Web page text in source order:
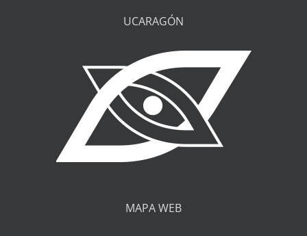
UCARAGÓN
MAPA WEB